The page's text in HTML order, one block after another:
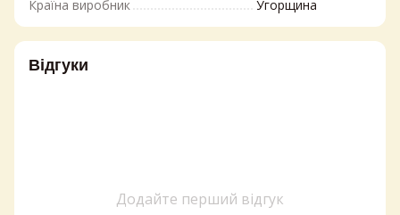
Країна виробник Угорщина
Відгуки
Додайте перший відгук